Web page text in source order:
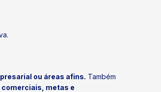
ou áreas afins. Também
metas e